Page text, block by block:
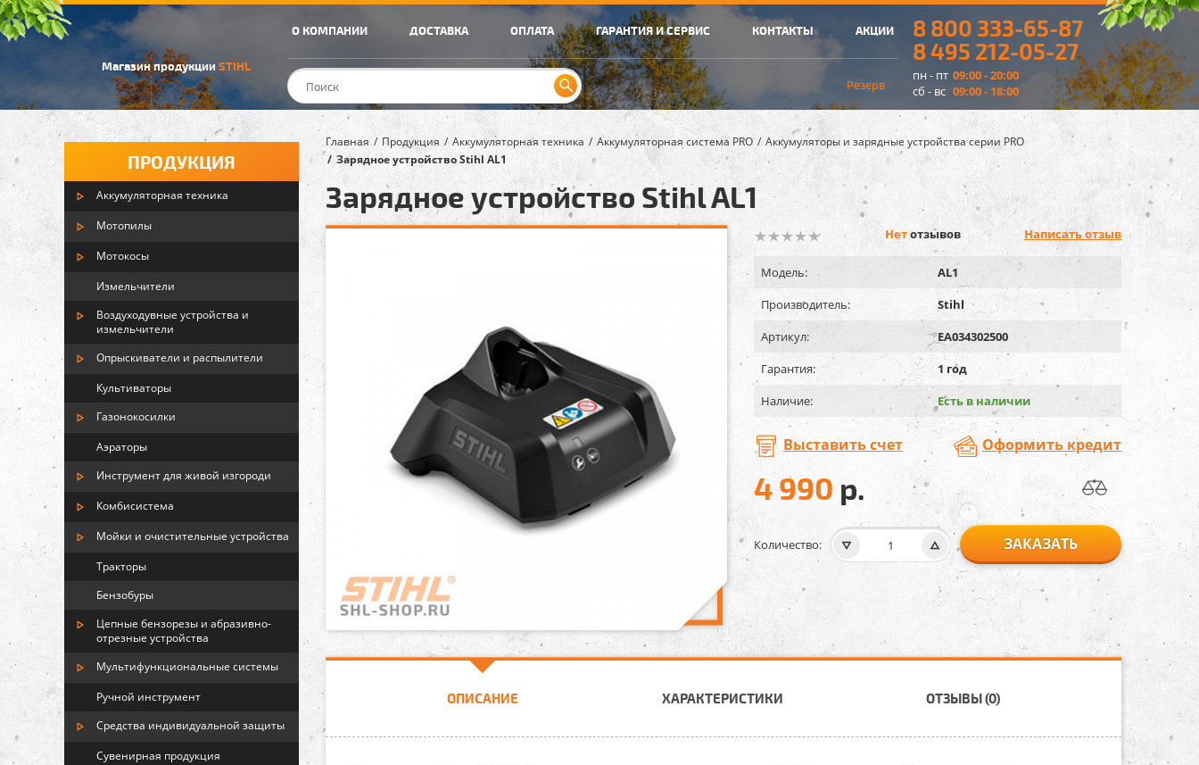
Магазин продукции STIHL
О КОМПАНИИ ДОСТАВКА ОПЛАТА ГАРАНТИЯ И СЕРВИС КОНТАКТЫ АКЦИИ
Резерв
8 800 333-65-87
8 495 212-05-27
пн - пт 09:00 - 20:00
сб - вс 09:00 - 18:00
ПРОДУКЦИЯ
Аккумуляторная техника
Мотопилы
Мотокосы
Измельчители
Воздуходувные устройства и
измельчители
Опрыскиватели и распылители
Культиваторы
Газонокосилки
Аэраторы
Инструмент для живой изгороди
Комбисистема
Мойки и очистительные устройства
Тракторы
Бензобуры
Цепные бензорезы и абразивно-
отрезные устройства
Мультифункциональные системы
Ручной инструмент
Средства индивидуальной защиты
Сувенирная продукция
Главная Продукция Аккумуляторная техника Аккумуляторная система PRO
Аккумуляторы и зарядные устройства серии PRO
Зарядное устройство Stihl AL1
Зарядное устройство Stihl AL1
Нетотзывов Написать отзыв
Модель:
AL1
Производитель:
Stihl
Артикул:
EA034302500
Гарантия:
1 год
Наличие:
Есть в наличии
Выставить счет Оформить кредит
4 990 р.
Количество: ЗАКАЗАТЬ
ОПИСАНИЕ ХАРАКТЕРИСТИКИ ОТЗЫВЫ (0)